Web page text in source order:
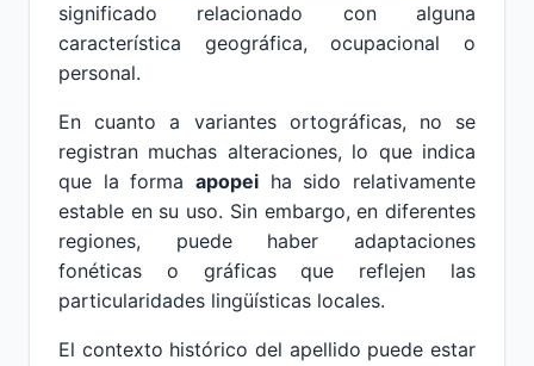
significado relacionado con alguna
característica geográfica, ocupacional o
personal.
En cuanto a variantes ortográficas, no se
registran muchas alteraciones, lo que indica
que la forma apopei ha sido relativamente
estable en su uso. Sin embargo, en diferentes
regiones, puede haber adaptaciones
fonéticas o gráficas que reflejen las
particularidades lingüísticas locales.
El contexto histórico del apellido puede estar